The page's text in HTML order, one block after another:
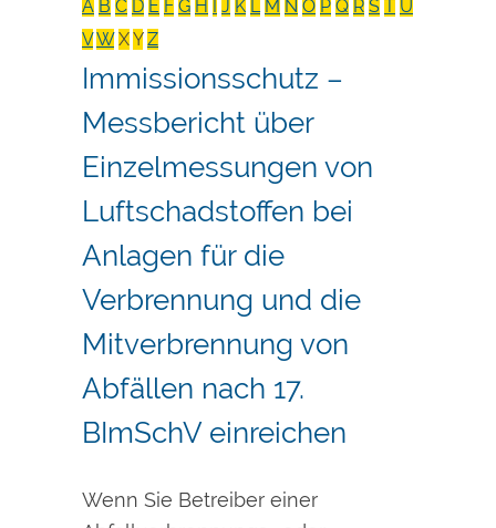
A B C D E F G H I J K L M N O P Q R S T U
VW XY Z
Immissionsschutz –
Messbericht über
Einzelmessungen von
Luftschadstoffen bei
Anlagen für die
Verbrennung und die
Mitverbrennung von
Abfällen nach 17.
BImSchV einreichen
Wenn Sie Betreiber einer